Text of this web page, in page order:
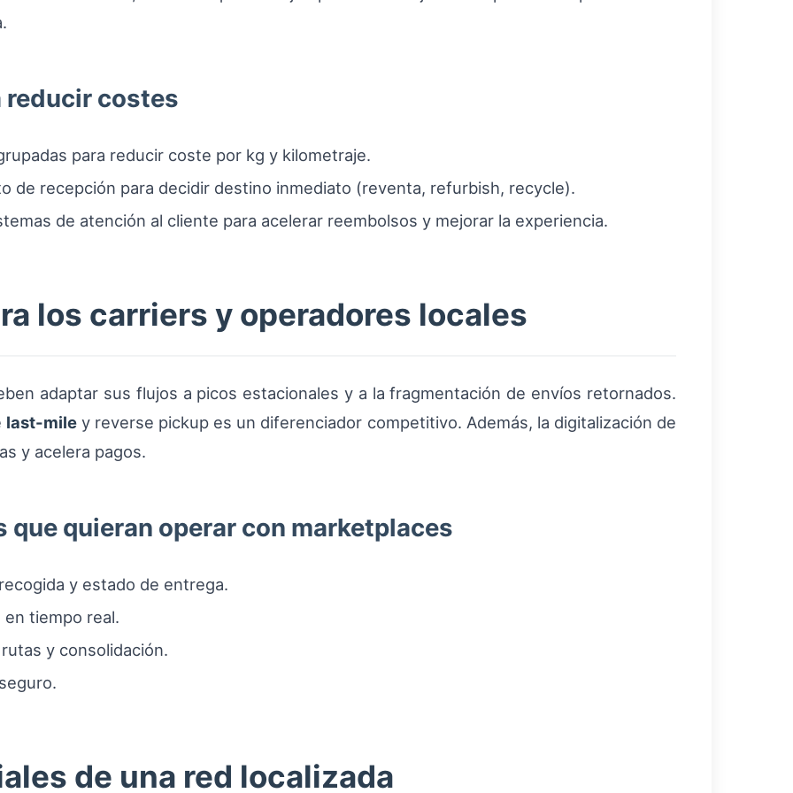
reducir costes
para reducir coste por kg y kilometraje.
de recepción para decidir destino inmediato (reventa, refurbish, recycle).
de atención al cliente para acelerar reembolsos y mejorar la experiencia.
los carriers y operadores locales
adaptar sus flujos a picos estacionales y a la fragmentación de envíos retornados.
last-miley reverse pickup es un diferenciador competitivo. Además, la digitalización de
y acelera pagos.
quieran operar con marketplaces
y estado de entrega.
tiempo real.
y consolidación.
de una red localizada